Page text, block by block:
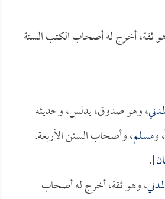
ثقة، أخرج له أصحاب الكتب الستة
، وهو صدوق، يدلس، وحديثه
ومسلم، وأصحاب السنن الأربعة.
].
، وهو ثقة، أخرج له أصحاب